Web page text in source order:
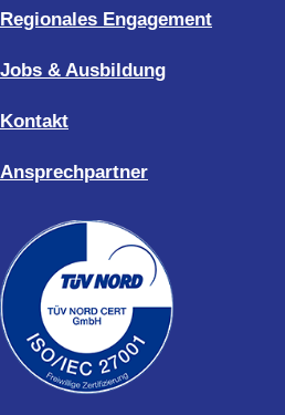
Regionales Engagement
Jobs & Ausbildung
Kontakt
Ansprechpartner